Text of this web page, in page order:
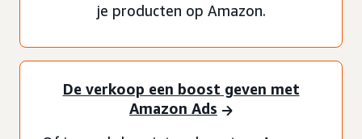
je producten op Amazon.
De verkoop een boost geven met
Amazon Ads